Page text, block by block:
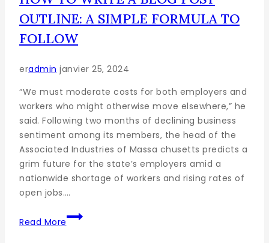
OUTLINE: A SIMPLE FORMULA TO
FOLLOW
eradmin janvier 25, 2024
“We must moderate costs for both employers and
workers who might otherwise move elsewhere,” he
said. Following two months of declining business
sentiment among its members, the head of the
Associated Industries of Massa chusetts predicts a
grim future for the state’s employers amid a
nationwide shortage of workers and rising rates of
open jobs….
Read More